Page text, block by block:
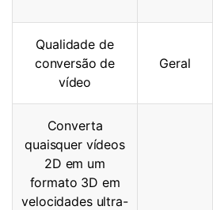
Qualidade de
conversão de
vídeo
Geral
Converta
quaisquer vídeos
2D em um
formato 3D em
velocidades ultra-